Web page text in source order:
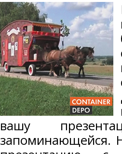
вашу
запоминающейся.